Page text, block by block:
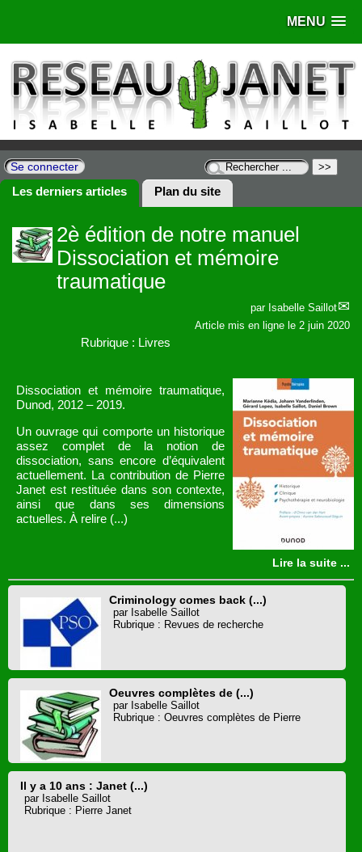
MENU
Se connecter
Les derniers articles Plan du site
2è édition de notre manuel
Dissociation et mémoire
traumatique
par Isabelle Saillot
Article mis en ligne le 2 juin 2020
Rubrique : Livres
Dissociation et mémoire traumatique,
Dunod, 2012 – 2019.
Un ouvrage qui comporte un historique
assez complet de la notion de
dissociation, sans encore d’équivalent
actuellement. La contribution de Pierre
Janet est restituée dans son contexte,
ainsi que dans ses dimensions
actuelles. À relire (...)
Lire la suite ...
Criminology comes back (...)
par Isabelle Saillot
Rubrique : Revues de recherche
Oeuvres complètes de (...)
par Isabelle Saillot
Rubrique : Oeuvres complètes de Pierre
Il y a 10 ans : Janet (...)
par Isabelle Saillot
Rubrique : Pierre Janet